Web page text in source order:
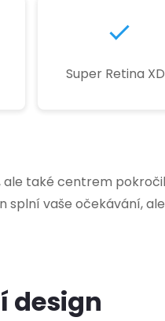
Super Retina
ale také centrem
vaše očekávání,
design